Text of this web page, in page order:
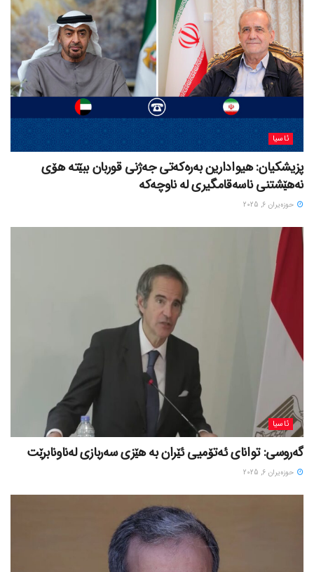
ئاسیا
پزیشکیان: هیوادارین بەرەکەتی جەژنی قوربان ببێتە هۆی
نەهێشتنی ناسەقامگیری لە ناوچەکە
حوزه‌یران 6, 2025
ئاسیا
گەروسی: توانای ئەتۆمیی ئێران بە هێزی سەربازی لەناونابرێت
حوزه‌یران 6, 2025